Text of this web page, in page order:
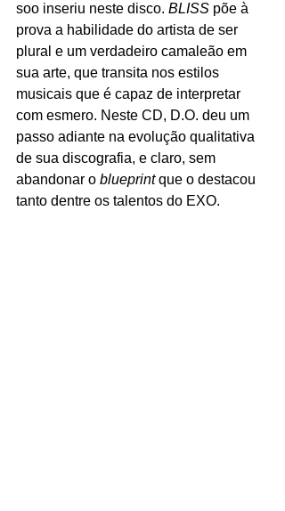
soo inseriu neste disco. BLISS põe à
prova a habilidade do artista de ser
plural e um verdadeiro camaleão em
sua arte, que transita nos estilos
musicais que é capaz de interpretar
com esmero. Neste CD, D.O. deu um
passo adiante na evolução qualitativa
de sua discografia, e claro, sem
abandonar o blueprint que o destacou
tanto dentre os talentos do EXO.